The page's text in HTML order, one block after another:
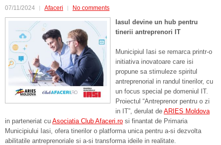
07/11/2024 Afaceri No comments
Iasul devine un hub pentru
tinerii antreprenori IT
Municipiul Iasi se remarca printr-o
initiativa inovatoare care isi
propune sa stimuleze spiritul
antreprenorial in randul tinerilor, cu
un focus special pe domeniul IT.
Proiectul “Antreprenor pentru o zi
in IT”, derulat de ARIES Moldova
in parteneriat cu Asociatia Club Afaceri.ro si finantat de Primaria
Municipiului Iasi, ofera tinerilor o platforma unica pentru a-si dezvolta
abilitatile antreprenoriale si a-si transforma ideile in realitate.